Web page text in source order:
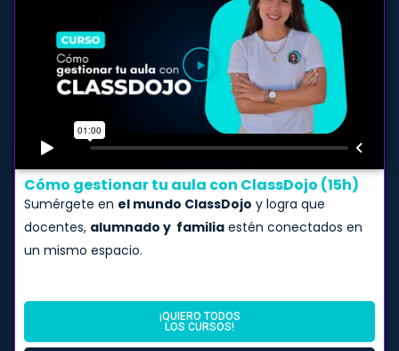
Cómo gestionar tu aula con ClassDojo (15h)
Sumérgete en el mundo ClassDojo y logra que
docentes, alumnado y familia estén conectados en
un mismo espacio.
¡QUIERO TODOS
LOS CURSOS!